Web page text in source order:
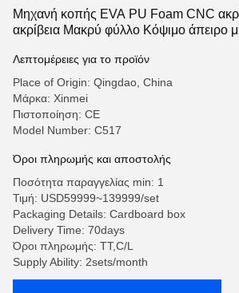
Μηχανή κοπής EVA PU Foam CNC
ακρίβεια Μακρύ φύλλο Κόψιμο άπειρο
Λεπτομέρειες για το προϊόν
Place of Origin: Qingdao, China
Μάρκα: Xinmei
Πιστοποίηση: CE
Model Number: C517
Όροι πληρωμής και αποστολής
Ποσότητα παραγγελίας min: 1
Τιμή: USD59999~139999/set
Packaging Details: Cardboard box
Delivery Time: 70days
Όροι πληρωμής: TT,C/L
Supply Ability: 2sets/month